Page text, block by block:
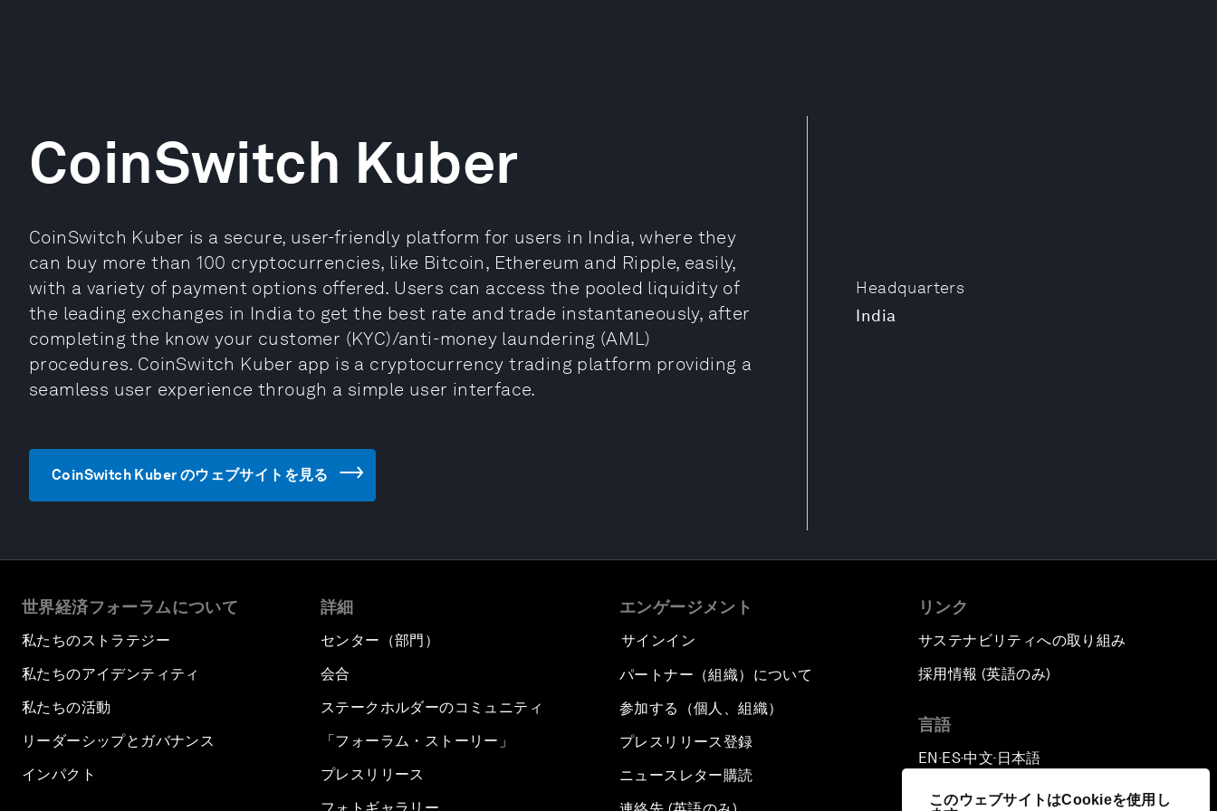
このウェブサイトはCookieを使用し
Headquarters
India
CoinSwitch Kuber
CoinSwitch Kuber is a secure, user-friendly platform for users in India, where they
can buy more than 100 cryptocurrencies, like Bitcoin, Ethereum and Ripple, easily,
with a variety of payment options offered. Users can access the pooled liquidity of
the leading exchanges in India to get the best rate and trade instantaneously, after
completing the know your customer (KYC)/anti-money laundering (AML)
procedures. CoinSwitch Kuber app is a cryptocurrency trading platform providing a
seamless user experience through a simple user interface.
CoinSwitch Kuber のウェブサイトを見る
世界経済フォーラムについて
私たちのストラテジー
私たちのアイデンティティ
私たちの活動
リーダーシップとガバナンス
インパクト
詳細
センター（部門）
会合
ステークホルダーのコミュニティ
「フォーラム・ストーリー」
プレスリリース
エンゲージメント
サインイン
パートナー（組織）について
参加する（個人、組織）
プレスリリース登録
ニュースレター購読
リンク
サステナビリティへの取り組み
採用情報 (英語のみ)
言語
EN ▪ES▪中文▪ 日本語